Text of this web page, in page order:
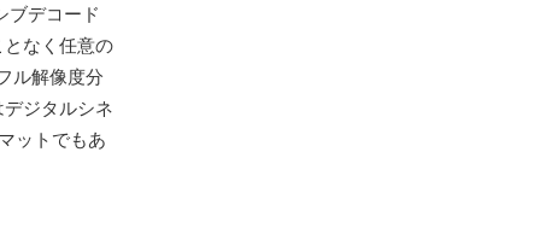
ブデコード
なく任意の
ル解像度分
ジタルシネ
ットでもあ